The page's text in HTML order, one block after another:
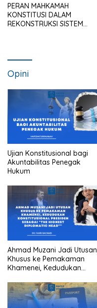
PERAN MAHKAMAH
KONSTITUSI DALAM
REKONSTRUKSI SISTEM
Opini
Ujian Konstitusional bagi
Akuntabilitas Penegak
Hukum
Ahmad Muzani Jadi Utusan
Khusus ke Pemakaman
Khamenei, Kedudukan
sebagai “the highest
diplomatic head””